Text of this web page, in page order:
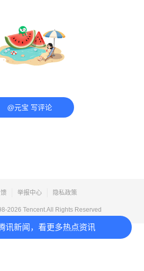
讯新闻，看更多热点资讯
@元宝 写评论
举报中心 隐私政策
2026 Tencent.All Rights Reserved